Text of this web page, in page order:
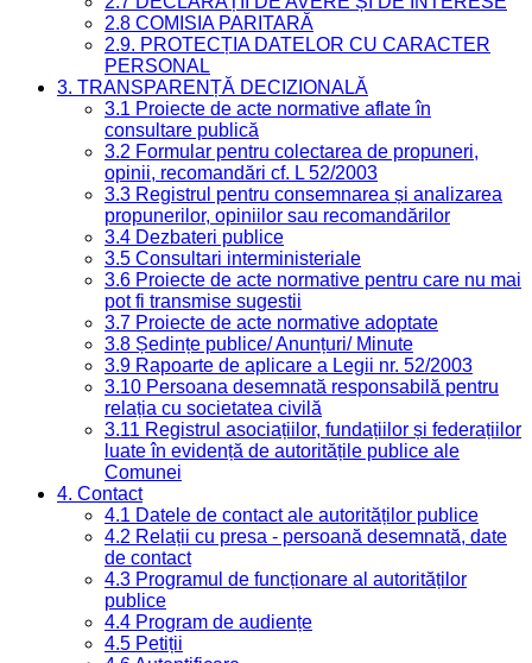
2.8 COMISIA PARITARĂ
2.9. PROTECȚIA DATELOR CU CARACTER
PERSONAL
3. TRANSPARENȚĂ DECIZIONALĂ
3.1 Proiecte de acte normative aflate în
consultare publică
3.2 Formular pentru colectarea de propuneri,
opinii, recomandări cf. L 52/2003
3.3 Registrul pentru consemnarea și analizarea
propunerilor, opiniilor sau recomandărilor
3.4 Dezbateri publice
3.5 Consultari interministeriale
3.6 Proiecte de acte normative pentru care nu mai
pot fi transmise sugestii
3.7 Proiecte de acte normative adoptate
3.8 Ședințe publice/ Anunțuri/ Minute
3.9 Rapoarte de aplicare a Legii nr. 52/2003
3.10 Persoana desemnată responsabilă pentru
relația cu societatea civilă
3.11 Registrul asociațiilor, fundațiilor și federațiilor
luate în evidență de autoritățile publice ale
Comunei
4. Contact
4.1 Datele de contact ale autorităților publice
4.2 Relații cu presa - persoană desemnată, date
de contact
4.3 Programul de funcționare al autorităților
publice
4.4 Program de audiențe
4.5 Petiții